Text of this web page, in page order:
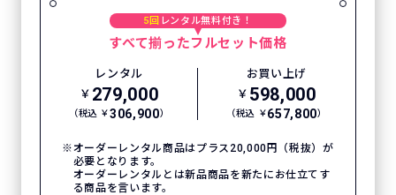
5回 レンタル無料付き！
すべて揃ったフルセット価格
レンタル
￥ 279,000
（税込 ￥306,900）
お買い上げ
￥ 598,000
（税込 ￥657,800）
オーダーレンタル商品はプラス20,000円（税抜）が
必要となります。
オーダーレンタルとは新品商品を新たにお仕立てす
る商品を言います。